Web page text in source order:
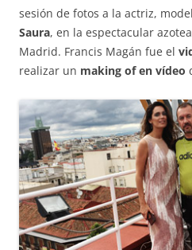
sesión de fotos a la actriz,
Saura, en la espectacular
Madrid. Francis Magán fue el
realizar un making of en vídeo